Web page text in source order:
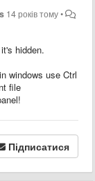
14 років тому•
hidden.
windows use Ctrl
file
Підписатися